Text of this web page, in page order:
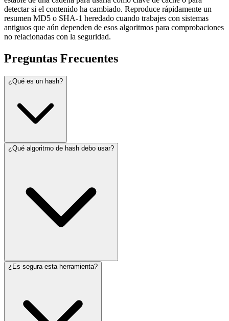
detectar si el contenido ha cambiado. Reproduce rápidamente un
resumen MD5 o SHA-1 heredado cuando trabajes con sistemas
antiguos que aún dependen de esos algoritmos para comprobaciones
no relacionadas con la seguridad.
Preguntas Frecuentes
¿Qué es un hash?
¿Qué algoritmo de hash debo usar?
¿Es segura esta herramienta?